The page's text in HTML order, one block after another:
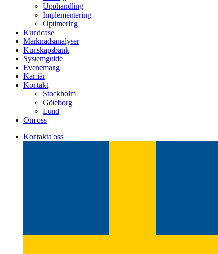
Upphandling
Implementering
Optimering
Kundcase
Marknadsanalyser
Kunskapsbank
Systemguide
Evenemang
Karriär
Kontakt
Stockholm
Göteborg
Lund
Om oss
Kontakta oss